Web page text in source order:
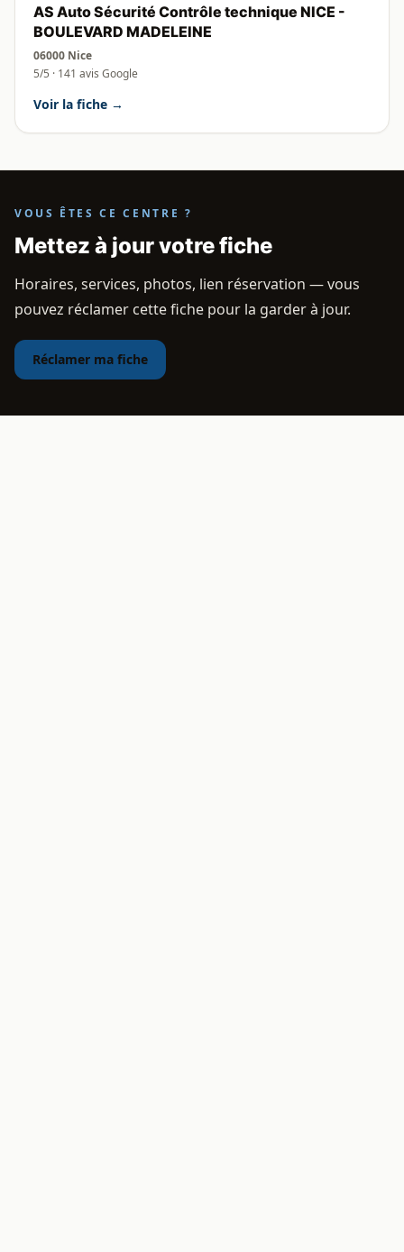
AS Auto Sécurité Contrôle technique NICE -
BOULEVARD MADELEINE
06000 Nice
5/5 · 141 avis Google
Voir la fiche →
VOUS ÊTES CE CENTRE ?
Mettez à jour votre fiche
Horaires, services, photos, lien réservation — vous
pouvez réclamer cette fiche pour la garder à jour.
Réclamer ma fiche